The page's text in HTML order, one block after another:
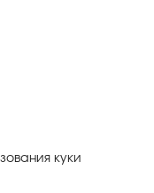
куки